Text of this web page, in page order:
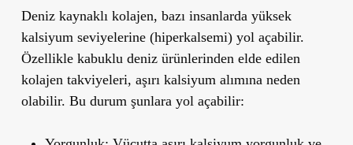
Deniz kaynaklı kolajen, bazı insanlarda yüksek
kalsiyum seviyelerine (hiperkalsemi) yol açabilir.
Özellikle kabuklu deniz ürünlerinden elde edilen
kolajen takviyeleri, aşırı kalsiyum alımına neden
olabilir. Bu durum şunlara yol açabilir: